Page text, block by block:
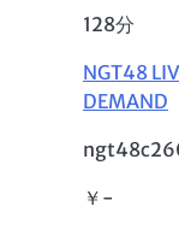
128分
NGT48
DEMAND
￥-